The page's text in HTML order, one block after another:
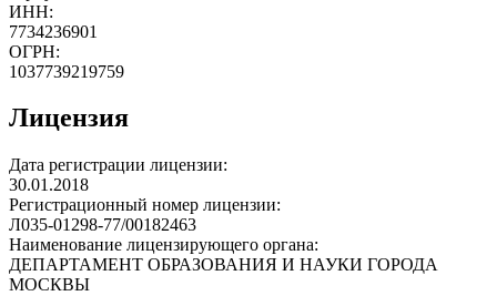
ИНН:
7734236901
ОГРН:
1037739219759
Лицензия
Дата регистрации лицензии:
30.01.2018
Регистрационный номер лицензии:
Л035-01298-77/00182463
Наименование лицензирующего органа:
ДЕПАРТАМЕНТ ОБРАЗОВАНИЯ И НАУКИ ГОРОДА
МОСКВЫ